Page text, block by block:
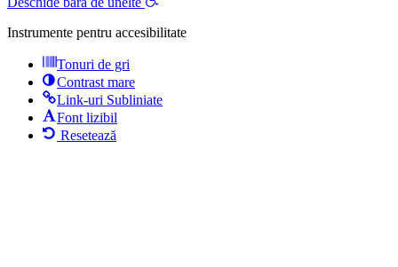
Instrumente pentru accesibilitate
Tonuri de gri
Contrast mare
Link-uri Subliniate
Font lizibil
Resetează